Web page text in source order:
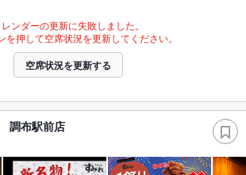
ンダーの更新に失敗しました。
を押して空席状況を更新してください。
空席状況を更新する
布駅前店